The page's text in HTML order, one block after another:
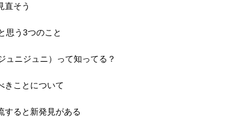
直そう
思う3つのこと
ュニジュニ）って知ってる？
きことについて
すると新発見がある